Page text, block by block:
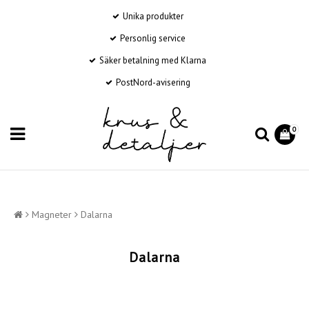
Unika produkter
Personlig service
Säker betalning med Klarna
PostNord-avisering
0
Magneter Dalarna
Dalarna